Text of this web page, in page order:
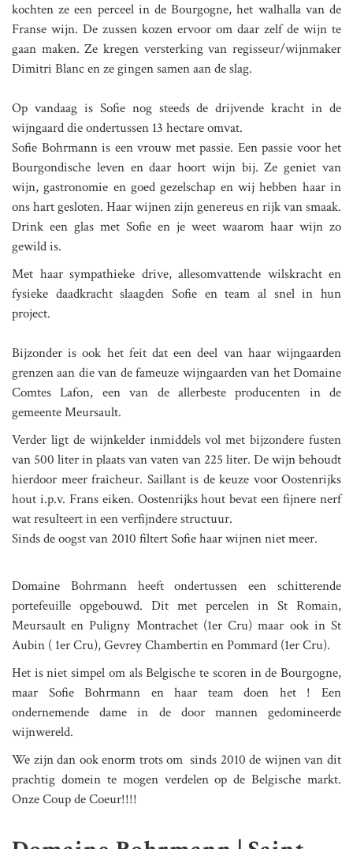
kochten ze een perceel in de Bourgogne, het walhalla van de
Franse wijn. De zussen kozen ervoor om daar zelf de wijn te
gaan maken. Ze kregen versterking van regisseur/wijnmaker
Dimitri Blanc en ze gingen samen aan de slag.
Op vandaag is Sofie nog steeds de drijvende kracht in de
wijngaard die ondertussen 13 hectare omvat.
Sofie Bohrmann is een vrouw met passie. Een passie voor het
Bourgondische leven en daar hoort wijn bij. Ze geniet van
wijn, gastronomie en goed gezelschap en wij hebben haar in
ons hart gesloten. Haar wijnen zijn genereus en rijk van smaak.
Drink een glas met Sofie en je weet waarom haar wijn zo
gewild is.
Met haar sympathieke drive, allesomvattende wilskracht en
fysieke daadkracht slaagden Sofie en team al snel in hun
project.
Bijzonder is ook het feit dat een deel van haar wijngaarden
grenzen aan die van de fameuze wijngaarden van het Domaine
Comtes Lafon, een van de allerbeste producenten in de
gemeente Meursault.
Verder ligt de wijnkelder inmiddels vol met bijzondere fusten
van 500 liter in plaats van vaten van 225 liter. De wijn behoudt
hierdoor meer fraîcheur. Saillant is de keuze voor Oostenrijks
hout i.p.v. Frans eiken. Oostenrijks hout bevat een fijnere nerf
wat resulteert in een verfijndere structuur.
Sinds de oogst van 2010 filtert Sofie haar wijnen niet meer.
Domaine Bohrmann heeft ondertussen een schitterende
portefeuille opgebouwd. Dit met percelen in St Romain,
Meursault en Puligny Montrachet (1er Cru) maar ook in St
Aubin ( 1er Cru), Gevrey Chambertin en Pommard (1er Cru).
Het is niet simpel om als Belgische te scoren in de Bourgogne,
maar Sofie Bohrmann en haar team doen het ! Een
ondernemende dame in de door mannen gedomineerde
wijnwereld.
We zijn dan ook enorm trots om sinds 2010 de wijnen van dit
prachtig domein te mogen verdelen op de Belgische markt.
Onze Coup de Coeur!!!!